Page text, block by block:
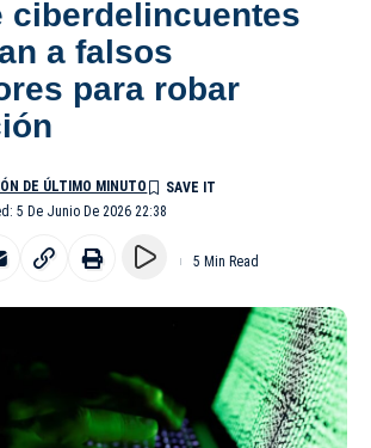
ciberdelincuentes
a falsos
para robar
5 De Junio De 2026 22:38
DE ÚLTIMO MINUTO
5 Min Read